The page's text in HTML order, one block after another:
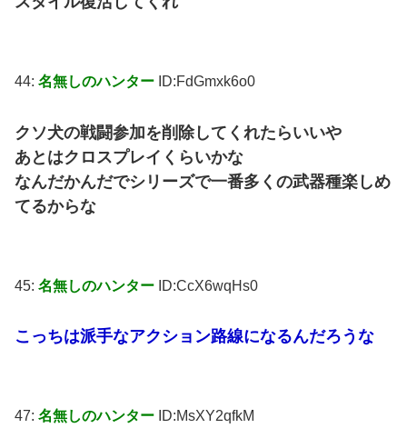
44: 名無しのハンター ID:FdGmxk6o0
クソ犬の戦闘参加を削除してくれたらいいや
あとはクロスプレイくらいかな
なんだかんだでシリーズで一番多くの武器種楽しめ
てるからな
45: 名無しのハンター ID:CcX6wqHs0
こっちは派手なアクション路線になるんだろうな
47: 名無しのハンター ID:MsXY2qfkM